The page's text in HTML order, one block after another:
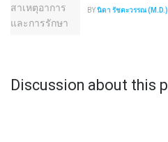
BYนิดา รัชตะวรรณ (M.D.)
Discussion about this